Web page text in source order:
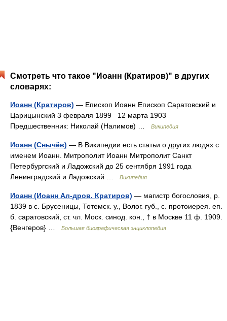
Смотреть что такое "Иоанн (Кратиров)" в других
словарях:
Иоанн (Кратиров) — Епископ Иоанн Епископ Саратовский и
Царицынский 3 февраля 1899 12 марта 1903
Предшественник: Николай (Налимов) …
Википедия
Иоанн (Снычёв) — В Википедии есть статьи о других людях с
именем Иоанн. Митрополит Иоанн Митрополит Санкт
Петербургский и Ладожский до 25 сентября 1991 года
Ленинградский и Ладожский …
Википедия
Иоанн (Иоанн Ал-дров. Кратиров) — магистр богословия, р.
1839 в с. Брусеницы, Тотемск. у., Волог. губ., с. протоиерея. еп.
б. саратовский, ст. чл. Моск. синод. кон., † в Москве 11 ф. 1909.
{Венгеров} …
Большая биографическая энциклопедия